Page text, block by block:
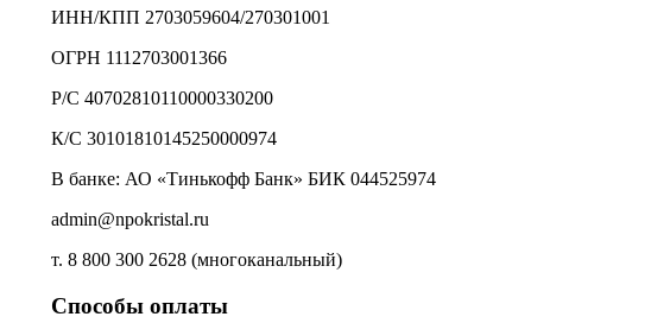
ИНН/КПП 2703059604/270301001
ОГРН 1112703001366
Р/С 40702810110000330200
К/С 30101810145250000974
В банке: АО «Тинькофф Банк» БИК 044525974
admin@npokristal.ru
т. 8 800 300 2628 (многоканальный)
Способы оплаты